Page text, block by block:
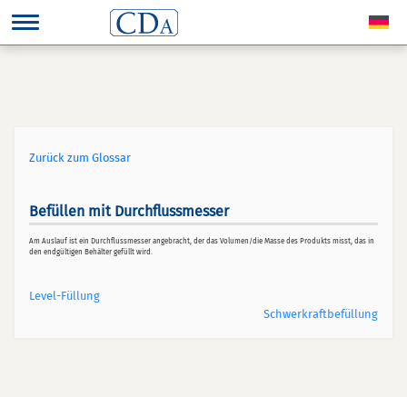
Zurück zum Glossar
Befüllen mit Durchflussmesser
Am Auslauf ist ein Durchflussmesser angebracht, der das Volumen/die Masse des Produkts misst, das in
den endgültigen Behälter gefüllt wird.
Level-Füllung
Schwerkraftbefüllung